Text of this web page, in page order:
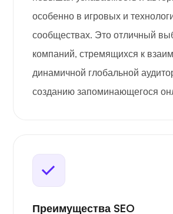
особенно в игровых и
сообществах. Это отличный
компаний, стремящихся к
динамичной глобальной
созданию запоминающегося
Преимущества SEO